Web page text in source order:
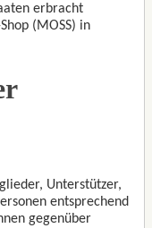
erbracht
(MOSS) in
Unterstützer,
entsprechend
gegenüber